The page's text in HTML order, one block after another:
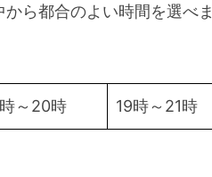
ら都合のよい時間を選べま
～20時 19時～21時